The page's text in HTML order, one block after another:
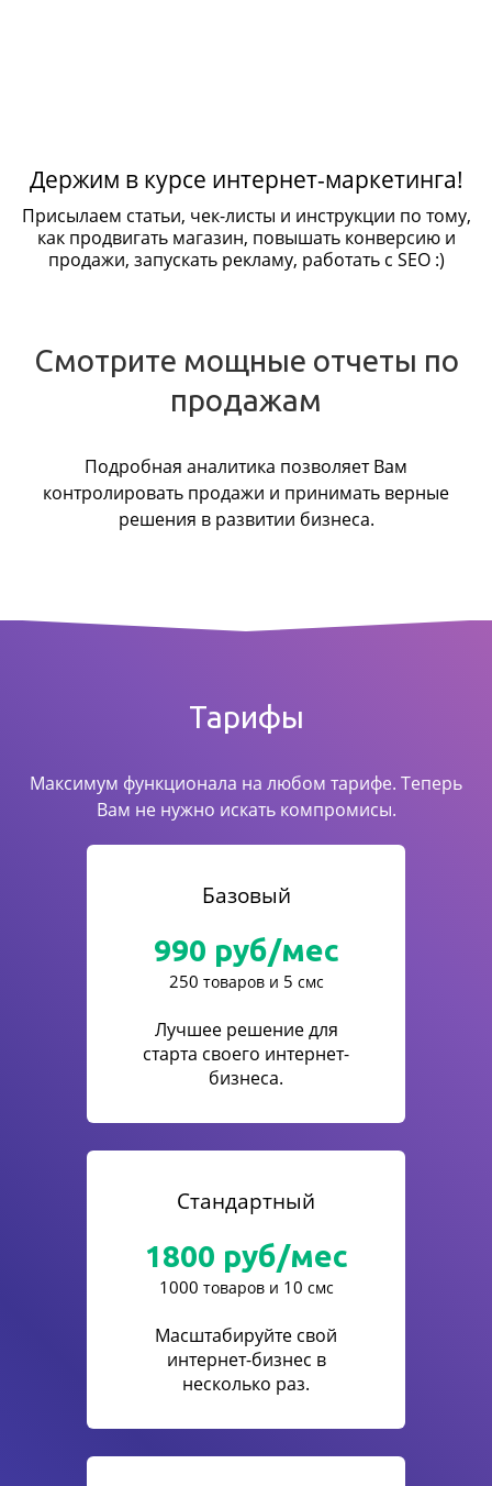
Держим в курсе интернет-маркетинга!
Присылаем статьи, чек-листы и инструкции по тому,
как продвигать магазин, повышать конверсию и
продажи, запускать рекламу, работать с SEO :)
Смотрите мощные отчеты по
продажам
Подробная аналитика позволяет Вам
контролировать продажи и принимать верные
решения в развитии бизнеса.
Тарифы
Максимум функционала на любом тарифе. Теперь
Вам не нужно искать компромисы.
Базовый
990 руб/мес
250 товаров и 5 смс
Лучшее решение для
старта своего интернет-
бизнеса.
Стандартный
1800 руб/мес
1000 товаров и 10 смс
Масштабируйте свой
интернет-бизнес в
несколько раз.